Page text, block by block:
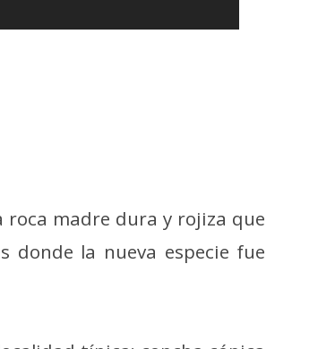
madre dura y rojiza que
donde la nueva especie fue